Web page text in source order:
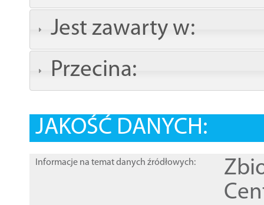
Jest zawarty w:
Przecina:
JAKOŚĆ DANYCH:
Informacje na temat danych źródłowych: